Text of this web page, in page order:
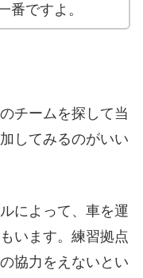
番ですよ。
チームを探して当
してみるのがいい
によって、車を運
います。練習拠点
協力をえないとい